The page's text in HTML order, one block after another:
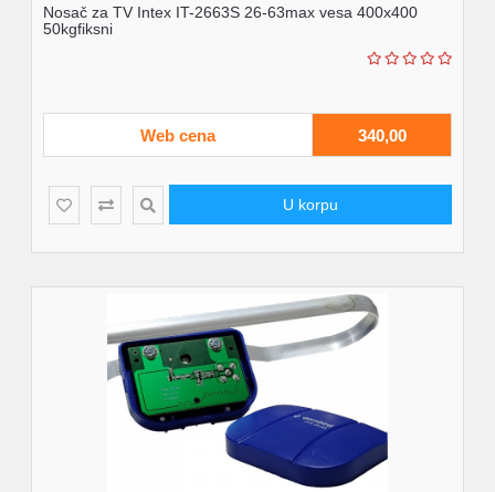
Nosač za TV Intex IT-2663S 26-63max vesa 400x400
50kgfiksni
Web cena 340,00
U korpu